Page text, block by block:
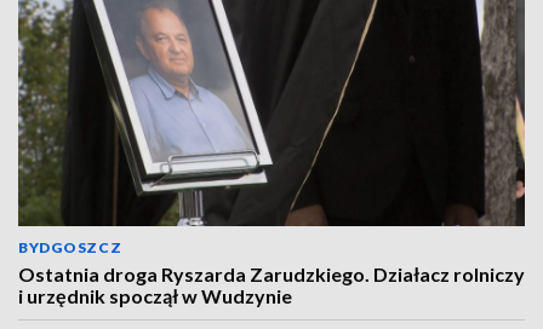
BYDGOSZCZ
Ostatnia droga Ryszarda Zarudzkiego. Działacz rolniczy
i urzędnik spoczął w Wudzynie